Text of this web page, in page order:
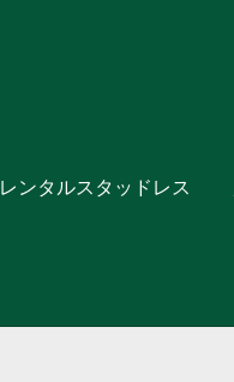
レンタルスタッドレス